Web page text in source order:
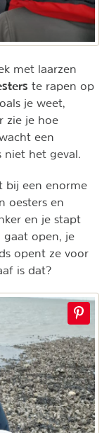
met laarzen
te rapen op
je weet,
zie je hoe
een
het geval.
bij een enorme
oesters en
en je stapt
gaat open, je
opent ze voor
is dat?